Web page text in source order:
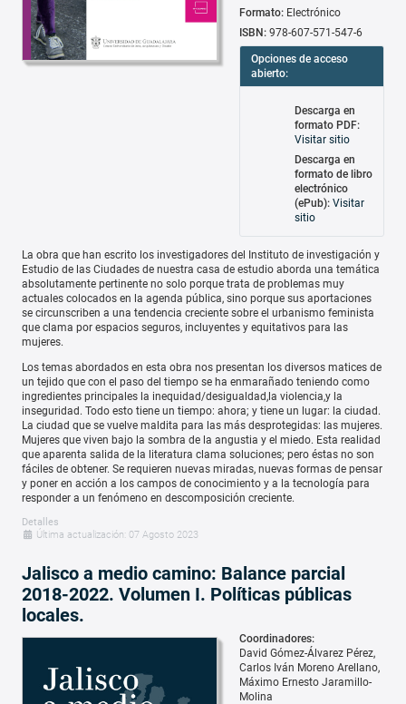
Formato: Electrónico
ISBN: 978-607-571-547-6
Opciones de acceso
abierto:
Descarga en
formato PDF:
Visitar sitio
Descarga en
formato de libro
electrónico
(ePub): Visitar
sitio
La obra que han escrito los investigadores del Instituto de investigación y
Estudio de las Ciudades de nuestra casa de estudio aborda una temática
absolutamente pertinente no solo porque trata de problemas muy
actuales colocados en la agenda pública, sino porque sus aportaciones
se circunscriben a una tendencia creciente sobre el urbanismo feminista
que clama por espacios seguros, incluyentes y equitativos para las
mujeres.
Los temas abordados en esta obra nos presentan los diversos matices de
un tejido que con el paso del tiempo se ha enmarañado teniendo como
ingredientes principales la inequidad/desigualdad,la violencia,y la
inseguridad. Todo esto tiene un tiempo: ahora; y tiene un lugar: la ciudad.
La ciudad que se vuelve maldita para las más desprotegidas: las mujeres.
Mujeres que viven bajo la sombra de la angustia y el miedo. Esta realidad
que aparenta salida de la literatura clama soluciones; pero éstas no son
fáciles de obtener. Se requieren nuevas miradas, nuevas formas de pensar
y poner en acción a los campos de conocimiento y a la tecnología para
responder a un fenómeno en descomposición creciente.
Detalles
Última actualización: 07 Agosto 2023
Jalisco a medio camino: Balance parcial
2018-2022. Volumen I. Políticas públicas
locales.
Coordinadores:
David Gómez-Álvarez Pérez
Carlos Iván Moreno Arellano
Máximo Ernesto Jaramillo-
Molina